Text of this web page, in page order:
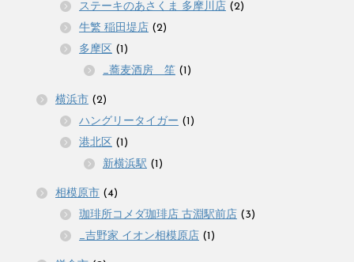
ステーキのあさくま 多摩川店 (2)
牛繁 稲田堤店 (2)
多摩区 (1)
_蕎麦酒房 笙 (1)
横浜市 (2)
ハングリータイガー (1)
港北区 (1)
新横浜駅 (1)
相模原市 (4)
珈琲所コメダ珈琲店 古淵駅前店 (3)
_吉野家 イオン相模原店 (1)